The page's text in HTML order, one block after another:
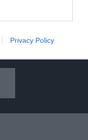
Privacy Policy
INSTANTANÉ